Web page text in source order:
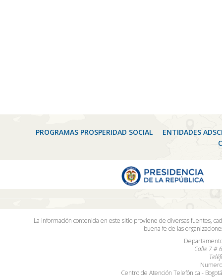
PROGRAMAS PROSPERIDAD SOCIAL
ENTIDADES
La información contenida en este sitio proviene de diversas fuentes,
buena fe de las
Calle 7 #
Centro de Atención Telefónica -